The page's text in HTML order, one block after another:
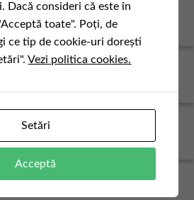
Dacă consideri că este în
toate". Poți, de
ce tip de cookie-uri dorești
Vezi politica cookies.
Setări
Acceptă